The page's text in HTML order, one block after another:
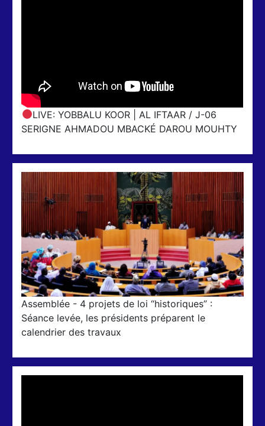
LIVE: YOBBALU KOOR | AL IFTAAR / J-06
SERIGNE AHMADOU MBACKÉ DAROU MOUHTY
Assemblée - 4 projets de loi “historiques” :
Séance levée, les présidents préparent le
calendrier des travaux